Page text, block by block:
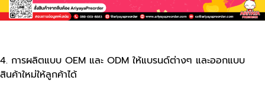
4. การผลิตแบบ OEM และ ODM ให้แบรนด์ต่างๆ และออกแบบ
สินค้าใหม่ให้ลูกค้าได้